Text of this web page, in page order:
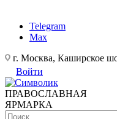
Telegram
Max
г. Москва, Каширское
Войти
ПРАВОСЛАВНАЯ
ЯРМАРКА